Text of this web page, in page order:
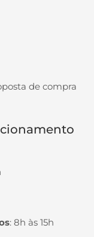
de compra
: 8h às 15h